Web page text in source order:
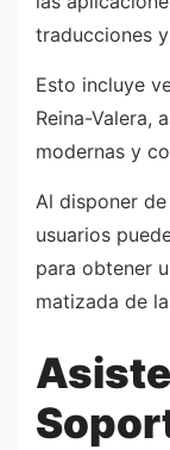
traducciones
Esto incluye
Reina-Valera,
modernas y
Al disponer
usuarios
para obtener
matizada de